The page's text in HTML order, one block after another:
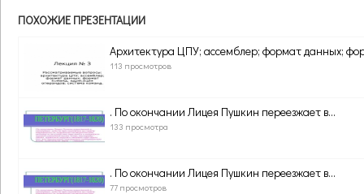
ПОХОЖИЕ ПРЕЗЕНТАЦИИ
Архитектура ЦПУ; ассемблер; формат данных;
113 просмотров
. По окончании Лицея Пушкин переезжает в...
133 просмотра
. По окончании Лицея Пушкин переезжает в...
77 просмотров